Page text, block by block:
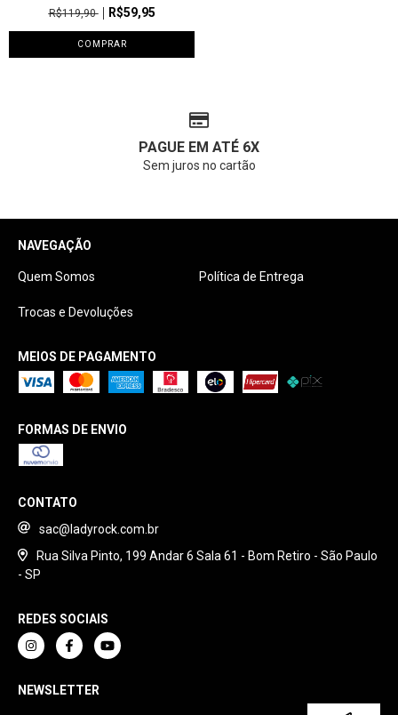
R$119,90
R$59,95
COMPRAR
PAGUE EM ATÉ 6X
Sem juros no cartão
NAVEGAÇÃO
Quem Somos Política de Entrega
Trocas e Devoluções
MEIOS DE PAGAMENTO
FORMAS DE ENVIO
CONTATO
sac@ladyrock.com.br
Rua Silva Pinto, 199 Andar 6 Sala 61 - Bom Retiro - São Paulo
- SP
REDES SOCIAIS
NEWSLETTER